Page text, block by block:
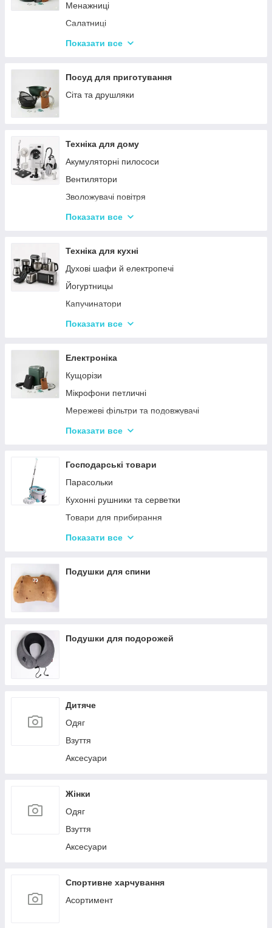
Менажниці
Салатниці
Сітки та кошики для фрі
Посуд для дітей
Сервізи
Бульйонниці
Тарілки
Показати все
Посуд для приготування
Сіта та друшляки
Техніка для дому
Акумуляторні пилососи
Вентилятори
Зволожувачі повітря
Пральні машинки
Набори для грумінгу
Машинки для видалення ковтунців
Праски
Отпариватели
Пилососи
Показати все
Техніка для кухні
Духові шафи й електропечі
Йогуртницы
Капучинатори
Інша дрібна техніка
Сендвічниці та бутербродниці
Соковичавниці
Мультиварки та скороварки
Міксери
М'ясорубки
Кухонні комбайни
Кавоварки та кавомолки
Слайсери
Електрочайники
Газові плити й електроплити
Вакууматори
Льодогенератори
Показати все
Електроніка
Кущорізи
Мікрофони петличні
Мережеві фільтри та подовжувачі
Проєктори
Зарядні пристрої
Смарт-годинник
Наушники
Портативні колонки
Повербанки
Показати все
Господарські товари
Парасольки
Кухонні рушники та серветки
Товари для прибирання
Килимки для кухні та ванної кімнати
Показати все
Подушки для спини
Подушки для подорожей
Дитяче
Одяг
Взуття
Аксесуари
Жінки
Одяг
Взуття
Аксесуари
Спортивне харчування
Асортимент